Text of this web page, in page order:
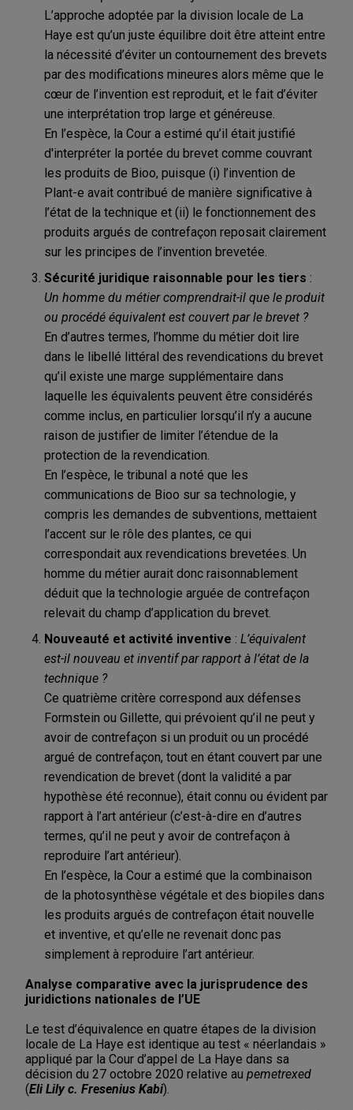
L’approche adoptée par la division locale de La
Haye est qu’un juste équilibre doit être atteint entre
la nécessité d’éviter un contournement des brevets
par des modifications mineures alors même que le
cœur de l’invention est reproduit, et le fait d’éviter
une interprétation trop large et généreuse.
En l’espèce, la Cour a estimé qu’il était justifié
d'interpréter la portée du brevet comme couvrant
les produits de Bioo, puisque (i) l’invention de
Plant-e avait contribué de manière significative à
l’état de la technique et (ii) le fonctionnement des
produits argués de contrefaçon reposait clairement
sur les principes de l’invention brevetée.
Sécurité juridique raisonnable pour les tiers :
Un homme du métier comprendrait-il que le produit
ou procédé équivalent est couvert par le brevet ?
En d’autres termes, l’homme du métier doit lire
dans le libellé littéral des revendications du brevet
qu’il existe une marge supplémentaire dans
laquelle les équivalents peuvent être considérés
comme inclus, en particulier lorsqu’il n’y a aucune
raison de justifier de limiter l’étendue de la
protection de la revendication.
En l’espèce, le tribunal a noté que les
communications de Bioo sur sa technologie, y
compris les demandes de subventions, mettaient
l’accent sur le rôle des plantes, ce qui
correspondait aux revendications brevetées. Un
homme du métier aurait donc raisonnablement
déduit que la technologie arguée de contrefaçon
relevait du champ d’application du brevet.
Nouveauté et activité inventive : L’équivalent
est-il nouveau et inventif par rapport à l’état de la
technique ?
Ce quatrième critère correspond aux défenses
Formstein ou Gillette, qui prévoient qu’il ne peut y
avoir de contrefaçon si un produit ou un procédé
argué de contrefaçon, tout en étant couvert par une
revendication de brevet (dont la validité a par
hypothèse été reconnue), était connu ou évident par
rapport à l’art antérieur (c’est-à-dire en d’autres
termes, qu’il ne peut y avoir de contrefaçon à
reproduire l’art antérieur).
En l’espèce, la Cour a estimé que la combinaison
de la photosynthèse végétale et des biopiles dans
les produits argués de contrefaçon était nouvelle
et inventive, et qu’elle ne revenait donc pas
simplement à reproduire l’art antérieur.
Analyse comparative avec la jurisprudence des
juridictions nationales de l’UE
Le test d’équivalence en quatre étapes de la division
locale de La Haye est identique au test « néerlandais »
appliqué par la Cour d’appel de La Haye dans sa
décision du 27 octobre 2020 relative au pemetrexed
(Eli Lily c. Fresenius Kabi).